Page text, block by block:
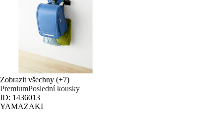
Zobrazit všechny (+7)
PremiumPoslední kousky
ID: 1436013
YAMAZAKI